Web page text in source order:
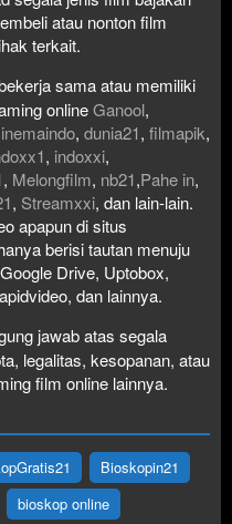
atau nonton film
terkait.
sama atau memiliki
onlineGanool,
, dunia21, filmapik,
, indoxxi,
, Melongfilm, nb21,Pahe in,
, Streamxxi, dan lain-lain.
apapun di situs
berisi tautan menuju
Drive, Uptobox,
dan lainnya.
jawab atas segala
legalitas, kesopanan, atau
film online lainnya.
Bioskopin21
bioskop online